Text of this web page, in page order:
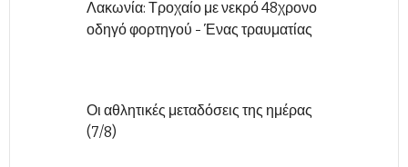
Λακωνία: Τροχαίο με νεκρό 48χρονο
οδηγό φορτηγού - Ένας τραυματίας
Οι αθλητικές μεταδόσεις της ημέρας
(7/8)